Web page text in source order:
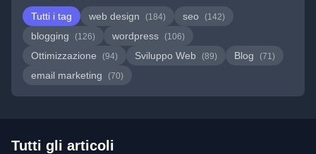
Tutti i tag
web design (184) seo (142)
blogging (126) wordpress (106)
Ottimizzazione (94) Sviluppo Web (89) Blog (71)
email marketing (70)
Tutti gli articoli